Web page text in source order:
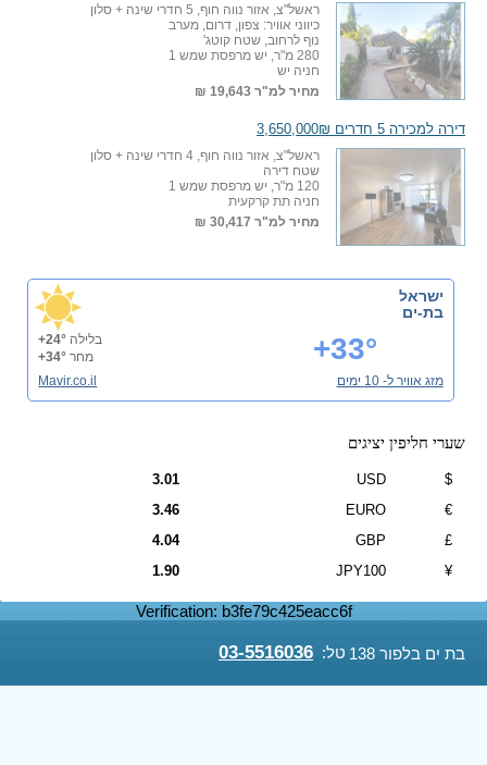
בת ים בלפור 138 טל: 03-5516036
ראשל"צ, אזור נווה חוף, 5 חדרי שינה + סלון
כיווני אוויר: צפון, דרום, מערב
נוף לרחוב, שטח קוטג'
280 מ"ר, יש מרפסת שמש 1
חניה יש
מחיר למ"ר 19,643 ₪
דירה למכירה 5 חדרים 3,650,000₪
ראשל"צ, אזור נווה חוף, 4 חדרי שינה + סלון
שטח דירה
120 מ"ר, יש מרפסת שמש 1
חניה תת קרקעית
מחיר למ"ר 30,417 ₪
ישראל
בת-ים
+33° בלילה +24°
מחר +34°
מזג אוויר ל- 10 ימים
Mavir.co.il
שערי חליפין יציגים
$
USD
3.01
€
EURO
3.46
£
GBP
4.04
¥
JPY100
1.90
Verification: b3fe79c425eacc6f